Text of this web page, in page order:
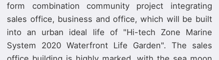
form combination community project integrating
sales office, business and office, which will be built
into an urban ideal life of "Hi-tech Zone Marine
System 2020 Waterfront Life Garden". The sales